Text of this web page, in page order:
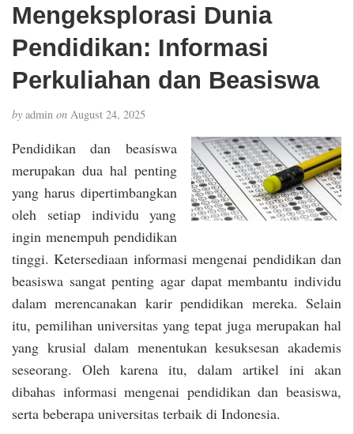
Mengeksplorasi Dunia
Pendidikan: Informasi
Perkuliahan dan Beasiswa
by admin on August 24, 2025
Pendidikan dan beasiswa
merupakan dua hal penting
yang harus dipertimbangkan
oleh setiap individu yang
ingin menempuh pendidikan
tinggi. Ketersediaan informasi mengenai pendidikan dan
beasiswa sangat penting agar dapat membantu individu
dalam merencanakan karir pendidikan mereka. Selain
itu, pemilihan universitas yang tepat juga merupakan hal
yang krusial dalam menentukan kesuksesan akademis
seseorang. Oleh karena itu, dalam artikel ini akan
dibahas informasi mengenai pendidikan dan beasiswa,
serta beberapa universitas terbaik di Indonesia.